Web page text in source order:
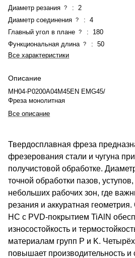
Диаметр резания ? :
2
Диаметр соединения ? : 4
Главный угол в плане ? :
180
Функциональная длина ? : 50
Все характеристики
Описание
MH04-P0200A04M45EN EMG45/
Фреза монолитная
Все описание
Твердосплавная фреза
фрезерования стали и чугуна
получистовой обработке.
точной обработки пазов,
небольших рабочих зон, где
резания и аккуратная
HC с PVD-покрытием TiAlN
износостойкость и
материалам групп P и K.
повышает производительность и